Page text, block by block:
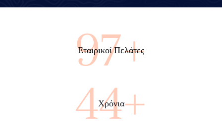
100+
Εταιρικοί Πελάτες
45+
Χρόνια